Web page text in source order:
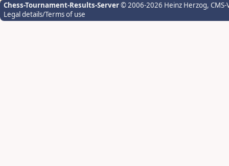
Chess-Tournament-Results-Server© 2006-2026 Heinz Herzog,
Legal details/Terms of use